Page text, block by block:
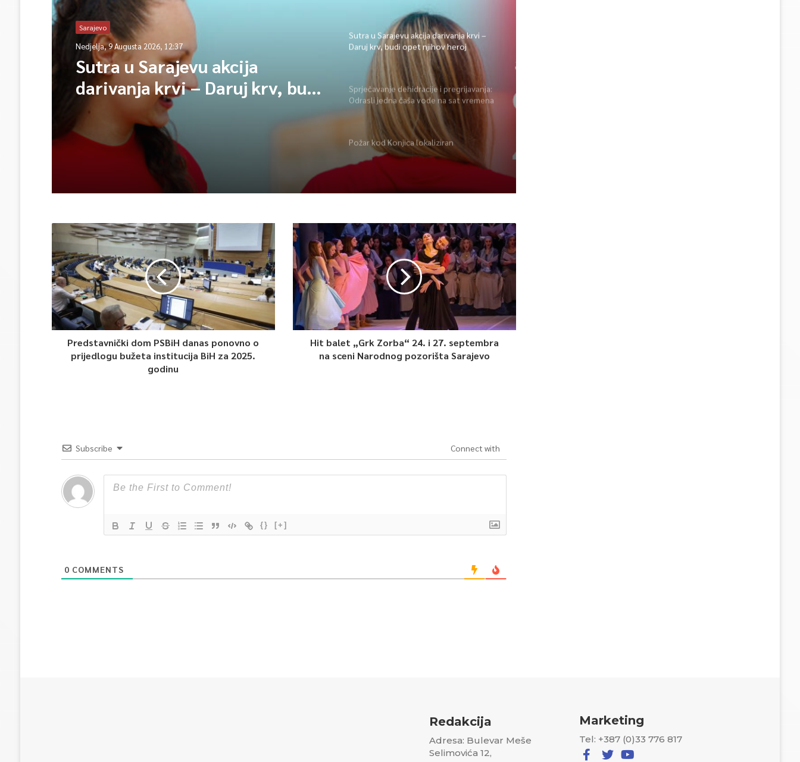
Sarajevo
Nedjelja, 9 Augusta 2026, 12:37
Sutra u Sarajevu akcija
darivanja krvi – Daruj krv, budi
opet njihov heroj
Sutra u Sarajevu akcija darivanja krvi –
Daruj krv, budi opet njihov heroj
Sprječavanje dehidracije i pregrijavanja:
Odrasli jedna čaša vode na sat vremena
Požar kod Konjica lokaliziran
Predstavnički dom PSBiH danas ponovno o
prijedlogu bužeta institucija BiH za 2025.
godinu
Hit balet „Grk Zorba“ 24. i 27. septembra
na sceni Narodnog pozorišta Sarajevo
Subscribe Connect with
{} [+]
0 COMMENTS
Redakcija
Adresa: Bulevar Meše
Selimovića 12,
Marketing
Tel: +387 (0)33 776 817